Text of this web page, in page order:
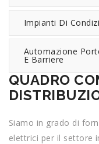
Impianti Di
Automazione
E Barriere
QUADRO
Siamo in grado di
elettrici per il settore